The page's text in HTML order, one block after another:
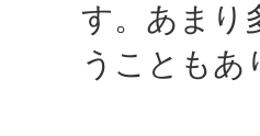
す。あまり
うことも